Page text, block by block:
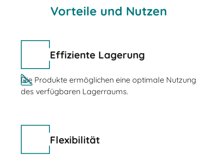
Vorteile und Nutzen
Effiziente Lagerung
Die Produkte ermöglichen eine optimale Nutzung
des verfügbaren Lagerraums.
Flexibilität